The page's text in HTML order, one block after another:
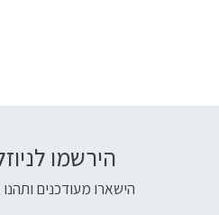
הירשמו
הישארו מעודכנים